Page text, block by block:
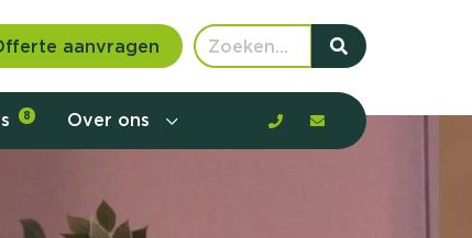
aanvragen
8 Over ons